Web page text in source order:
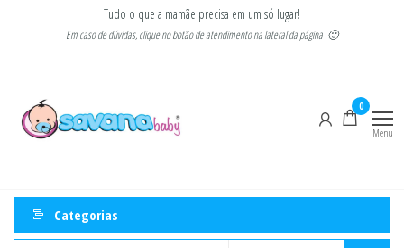
Tudo o que a mamãe precisa em um só lugar!
Em caso de dúvidas, clique no botão de atendimento na lateral da página 🙂
0
Menu
Categorias